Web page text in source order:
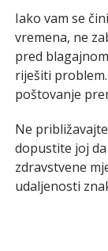
Iako vam se
vremena, ne
pred
riješiti
poštovanje
Ne
dopustite joj
zdravstvene
udaljenosti